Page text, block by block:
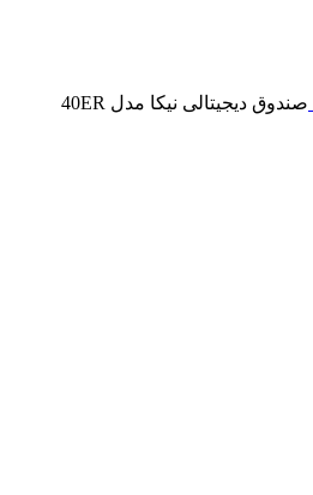
صندوق دیجیتالی نیکا مدل 40ER